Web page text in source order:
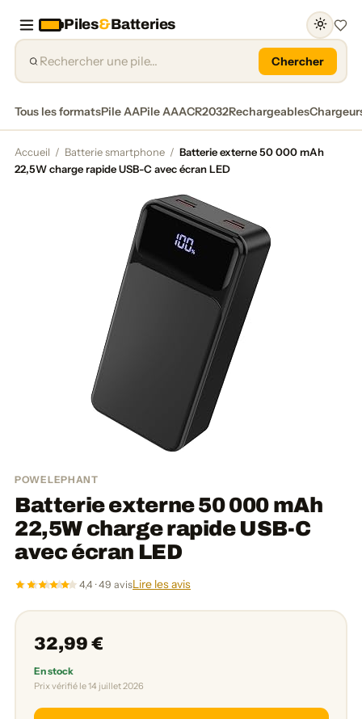
Piles&Batteries
Chercher
Tous les formatsPile AAPile AAACR2032Rechargeables
Accueil / Batterie smartphone / Batterie externe 50 000 mAh
22,5W charge rapide USB-C avec écran LED
POWELEPHANT
Batterie externe 50 000 mAh
22,5W charge rapide USB-C
avec écran LED
4,4 · 49 avisLire les avis
32,99 €
En stock
Prix vérifié le 14 juillet 2026